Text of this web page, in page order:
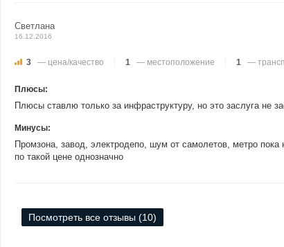
Светлана
16.12.2016
3 — цена/качество 1 — местоположение 1 —
Плюсы:
Плюсы ставлю только за инфраструктуру, но это заслуга не
Минусы:
Промзона, завод, электродепо, шум от самолетов, метро
по такой цене однозначно
Посмотреть все отзывы (10)